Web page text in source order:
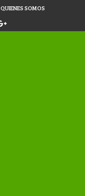
QUIENES SOMOS